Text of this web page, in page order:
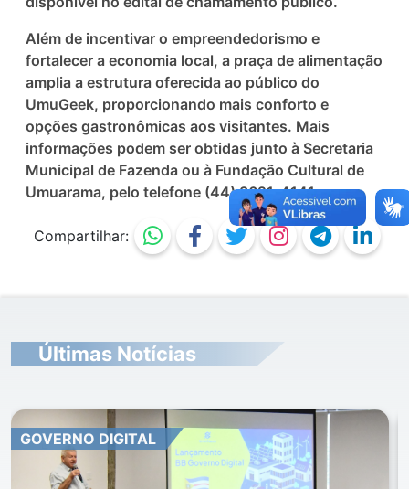
Além de incentivar o empreendedorismo e
fortalecer a economia local, a praça de alimentação
amplia a estrutura oferecida ao público do
UmuGeek, proporcionando mais conforto e
opções gastronômicas aos visitantes. Mais
informações podem ser obtidas junto à Secretaria
Municipal de Fazenda ou à Fundação Cultural de
Umuarama, pelo telefone (44) 3621-4141.
Compartilhar:
Últimas Notícias
PESQUISA PROCON